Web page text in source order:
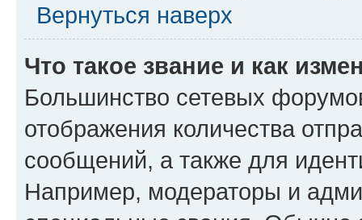
Вернуться наверх
Что такое звание и как
Большинство сетевых
отображения количества
сообщений, а также для
Например, модераторы и